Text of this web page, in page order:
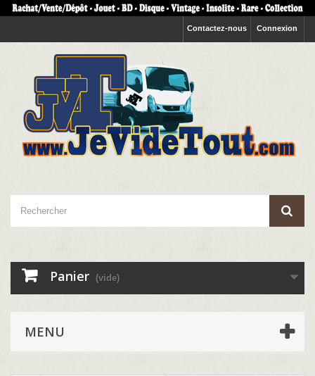
Connexion
Contactez-nous
Panier (vide)
MENU